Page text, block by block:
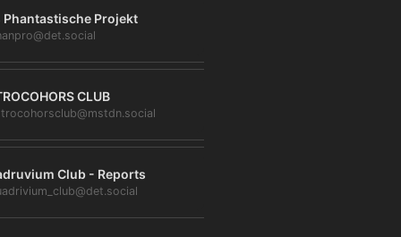
Phantastische Projekt
CLUB
Club - Reports